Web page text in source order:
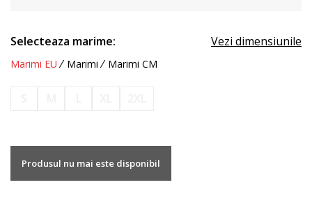
Selecteaza marime: Vezi dimensiunile
Marimi EU Marimi Marimi CM
Produsul nu mai este disponibil